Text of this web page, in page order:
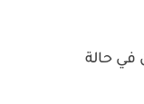
في حالة